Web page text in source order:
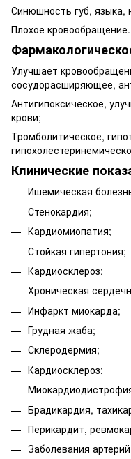
Синюшность губ, языка,
Плохое кровообращение.
Улучшает
сосудорасширяющее,
Антигипоксическое,
крови;
Тромболитическое,
Клинические
Ишемическая
Стенокардия;
Кардиомиопатия;
Стойкая гипертония;
Кардиосклероз;
Хроническая
Инфаркт миокарда;
Грудная жаба;
Склеродермия;
Кардиосклероз;
Брадикардия,
Перикардит,
Заболевания